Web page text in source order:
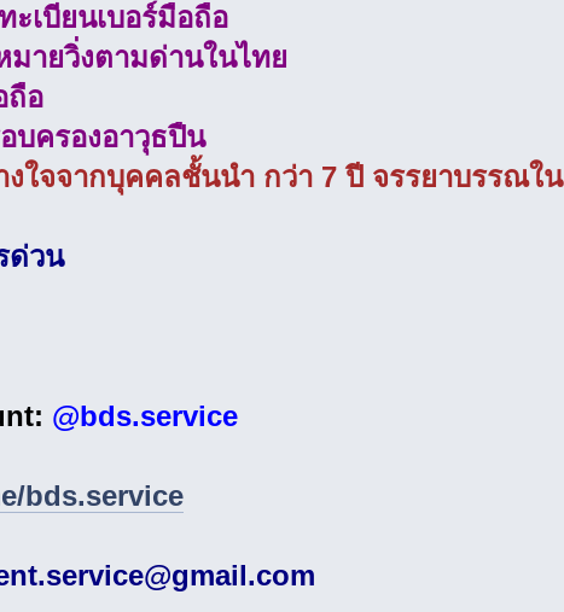
ะเบียนเบอร์มือถือ
มายวิ่งตามด่านในไทย
ถือ
บครองอาวุธปืน
งใจจากบุคคลชั้นนำ กว่า 7 ปี จรรยาบรรณใน
ด่วน
@bds.service
bds.service